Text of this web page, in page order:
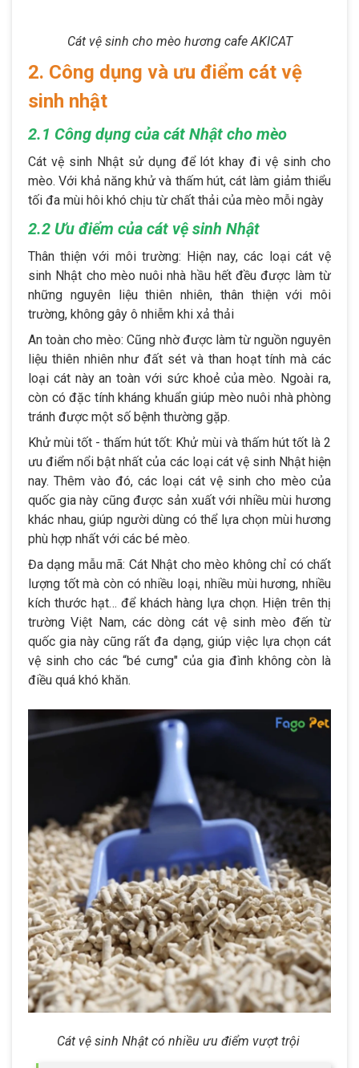
Cát vệ sinh cho mèo hương cafe AKICAT
2. Công dụng và ưu điểm cát vệ
sinh nhật
2.1 Công dụng của cát Nhật cho mèo
Cát vệ sinh Nhật sử dụng để lót khay đi vệ sinh cho
mèo. Với khả năng khử và thấm hút, cát làm giảm thiểu
tối đa mùi hôi khó chịu từ chất thải của mèo mỗi ngày
2.2 Ưu điểm của cát vệ sinh Nhật
Thân thiện với môi trường: Hiện nay, các loại cát vệ
sinh Nhật cho mèo nuôi nhà hầu hết đều được làm từ
những nguyên liệu thiên nhiên, thân thiện với môi
trường, không gây ô nhiễm khi xả thải
An toàn cho mèo: Cũng nhờ được làm từ nguồn nguyên
liệu thiên nhiên như đất sét và than hoạt tính mà các
loại cát này an toàn với sức khoẻ của mèo. Ngoài ra,
còn có đặc tính kháng khuẩn giúp mèo nuôi nhà phòng
tránh được một số bệnh thường gặp.
Khử mùi tốt - thấm hút tốt: Khử mùi và thấm hút tốt là 2
ưu điểm nổi bật nhất của các loại cát vệ sinh Nhật hiện
nay. Thêm vào đó, các loại cát vệ sinh cho mèo của
quốc gia này cũng được sản xuất với nhiều mùi hương
khác nhau, giúp người dùng có thể lựa chọn mùi hương
phù hợp nhất với các bé mèo.
Đa dạng mẫu mã: Cát Nhật cho mèo không chỉ có chất
lượng tốt mà còn có nhiều loại, nhiều mùi hương, nhiều
kích thước hạt… để khách hàng lựa chọn. Hiện trên thị
trường Việt Nam, các dòng cát vệ sinh mèo đến từ
quốc gia này cũng rất đa dạng, giúp việc lựa chọn cát
vệ sinh cho các “bé cưng" của gia đình không còn là
điều quá khó khăn.
Cát vệ sinh Nhật có nhiều ưu điểm vượt trội